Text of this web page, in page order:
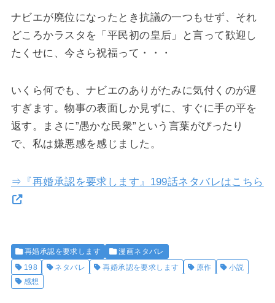
ナビエが廃位になったとき抗議の一つもせず、それ
どころかラスタを「平民初の皇后」と言って歓迎し
たくせに、今さら祝福って・・・
いくら何でも、ナビエのありがたみに気付くのが遅
すぎます。物事の表面しか見ずに、すぐに手の平を
返す。まさに”愚かな民衆”という言葉がぴったり
で、私は嫌悪感を感じました。
⇒『再婚承認を要求します』199話ネタバレはこちら
再婚承認を要求します
漫画ネタバレ
198
ネタバレ 再婚承認を要求します 原作
小説
感想